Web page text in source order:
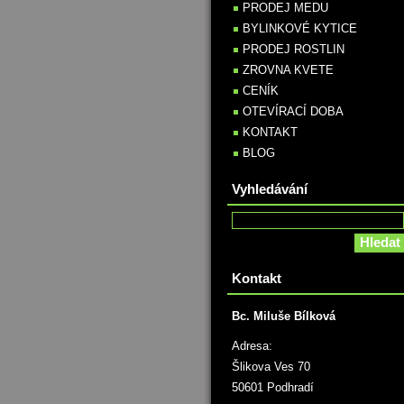
PRODEJ MEDU
BYLINKOVÉ KYTICE
PRODEJ ROSTLIN
ZROVNA KVETE
CENÍK
OTEVÍRACÍ DOBA
KONTAKT
BLOG
Vyhledávání
Kontakt
Bc. Miluše Bílková
Adresa:
Šlikova Ves 70
50601 Podhradí